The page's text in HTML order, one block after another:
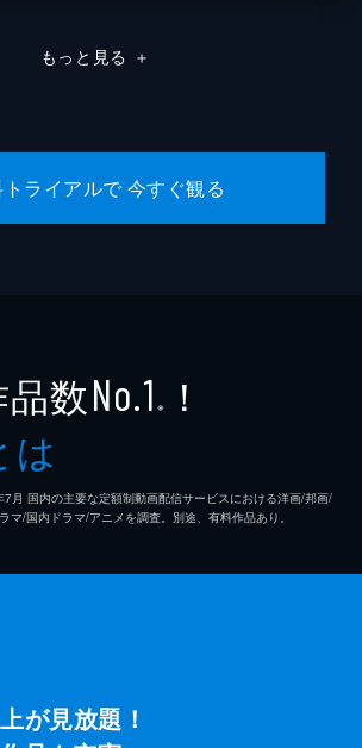
もっと見る ＋
ライアルで 今すぐ観る
数No.1 ※ ！
は
⽉ 国内の主要な定額制動画配信サービスにおける洋画/邦画/
マ/国内ドラマ/アニメを調査。別途、有料作品あり。
が見放題！